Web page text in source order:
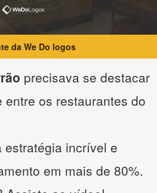
da We Do logos
precisava se destacar
entre os restaurantes do
estratégia incrível e
em mais de 80%.